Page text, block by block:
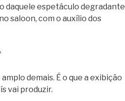
daquele espetáculo degradante
saloon, com o auxílio dos
demais. É o que a exibição
vai produzir.